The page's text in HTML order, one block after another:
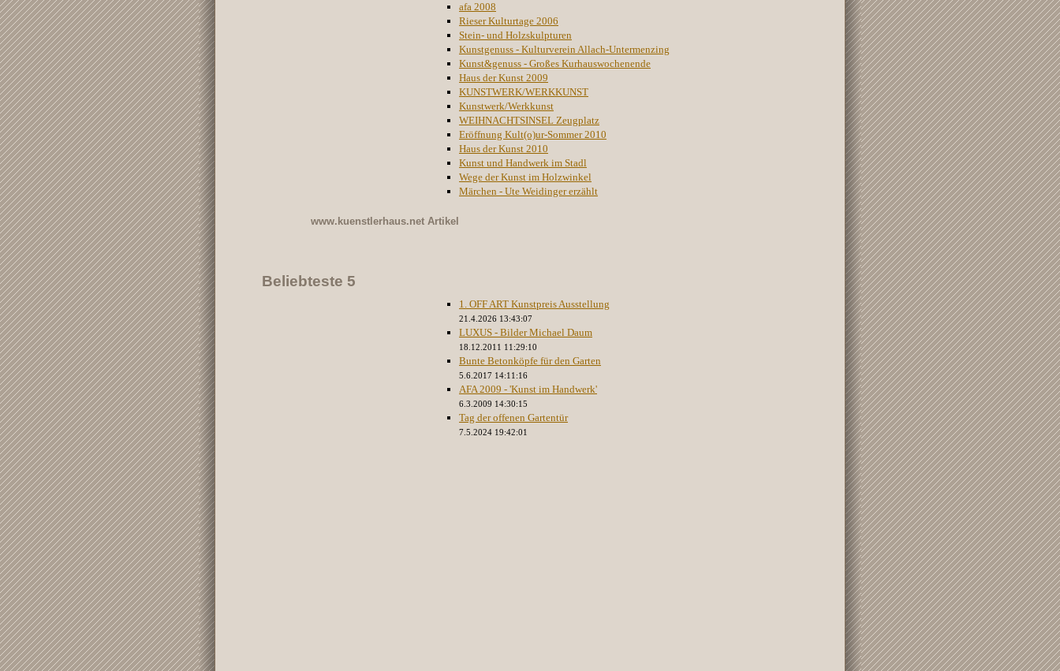
afa 2008
Rieser Kulturtage 2006
Stein- und Holzskulpturen
Kunstgenuss - Kulturverein Allach-Untermenzing
Kunst&genuss - Großes Kurhauswochenende
Haus der Kunst 2009
KUNSTWERK/WERKKUNST
Kunstwerk/Werkkunst
WEIHNACHTSINSEL Zeugplatz
Eröffnung Kult(o)ur-Sommer 2010
Haus der Kunst 2010
Kunst und Handwerk im Stadl
Wege der Kunst im Holzwinkel
Märchen - Ute Weidinger erzählt
www.kuenstlerhaus.net Artikel
Beliebteste 5
1. OFF ART Kunstpreis Ausstellung
21.4.2026 13:43:07
LUXUS - Bilder Michael Daum
18.12.2011 11:29:10
Bunte Betonköpfe für den Garten
5.6.2017 14:11:16
AFA 2009 - 'Kunst im Handwerk'
6.3.2009 14:30:15
Tag der offenen Gartentür
7.5.2024 19:42:01